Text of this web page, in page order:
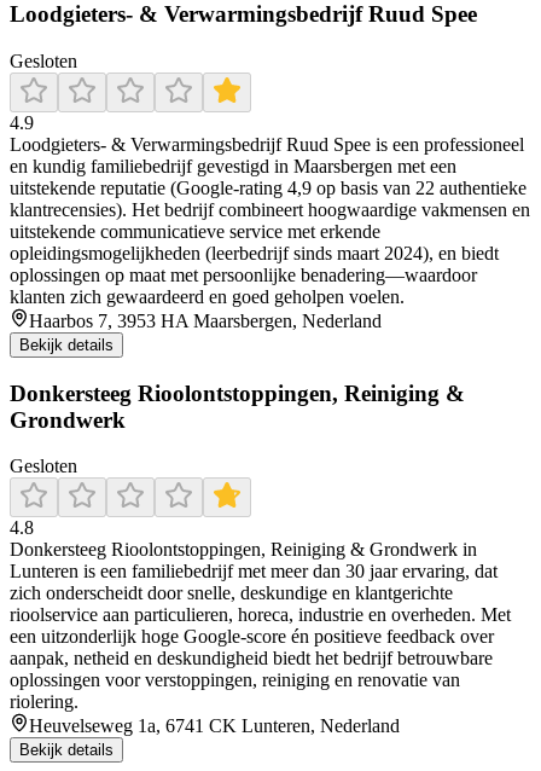
Loodgieters- & Verwarmingsbedrijf Ruud Spee
Gesloten
4.9
Loodgieters- & Verwarmingsbedrijf Ruud Spee is een professioneel
en kundig familiebedrijf gevestigd in Maarsbergen met een
uitstekende reputatie (Google-rating 4,9 op basis van 22 authentieke
klantrecensies). Het bedrijf combineert hoogwaardige vakmensen en
uitstekende communicatieve service met erkende
opleidingsmogelijkheden (leerbedrijf sinds maart 2024), en biedt
oplossingen op maat met persoonlijke benadering—waardoor
klanten zich gewaardeerd en goed geholpen voelen.
Haarbos 7, 3953 HA Maarsbergen, Nederland
Bekijk details
Donkersteeg Rioolontstoppingen, Reiniging &
Grondwerk
Gesloten
4.8
Donkersteeg Rioolontstoppingen, Reiniging & Grondwerk in
Lunteren is een familiebedrijf met meer dan 30 jaar ervaring, dat
zich onderscheidt door snelle, deskundige en klantgerichte
rioolservice aan particulieren, horeca, industrie en overheden. Met
een uitzonderlijk hoge Google-score én positieve feedback over
aanpak, netheid en deskundigheid biedt het bedrijf betrouwbare
oplossingen voor verstoppingen, reiniging en renovatie van
riolering.
Heuvelseweg 1a, 6741 CK Lunteren, Nederland
Bekijk details